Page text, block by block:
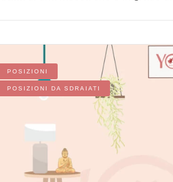
POSIZIONI
POSIZIONI DA SDRAIATI